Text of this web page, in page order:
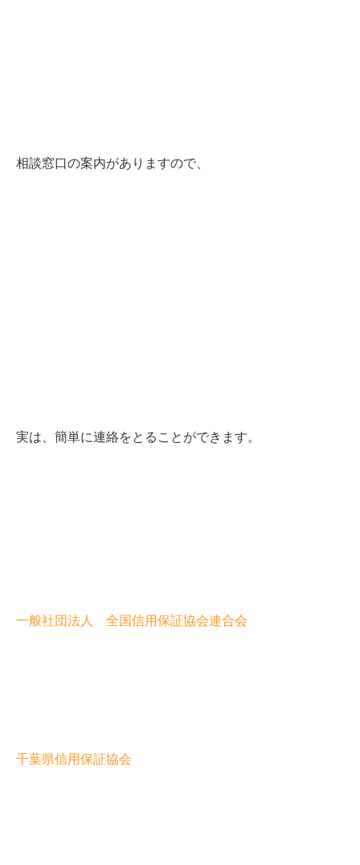
相談窓口の案内がありますので、
実は、簡単に連絡をとることができます。
一般社団法人 全国信用保証協会連合会
千葉県信用保証協会